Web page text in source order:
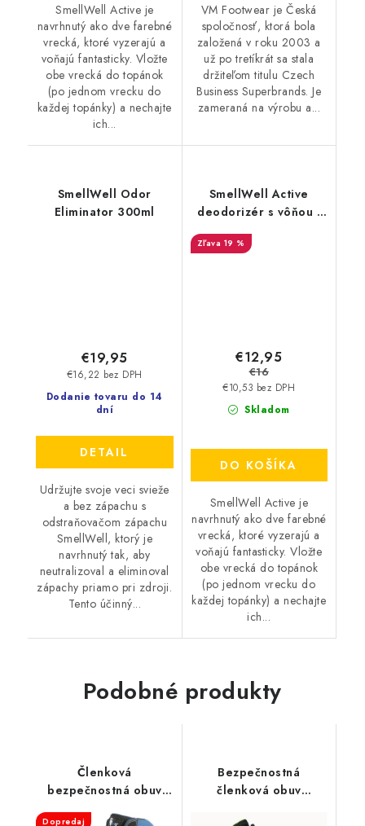
SmellWell Active je
navrhnutý ako dve farebné
vrecká, ktoré vyzerajú a
voňajú fantasticky. Vložte
obe vrecká do topánok
(po jednom vrecku do
každej topánky) a nechajte
ich...
VM Footwear je Česká
spoločnosť, ktorá bola
založená v roku 2003 a
už po tretíkrát sa stala
držiteľom titulu Czech
Business Superbrands. Je
zameraná na výrobu a...
SmellWell Odor
Eliminator 300ml
Dodanie tovaru do 14
dní
€16,22 bez DPH
€19,95
DETAIL
Udržujte svoje veci svieže
a bez zápachu s
odstraňovačom zápachu
SmellWell, ktorý je
navrhnutý tak, aby
neutralizoval a eliminoval
zápachy priamo pri zdroji.
Tento účinný...
SmellWell Active
deodorizér s vôňou -
19 %
Skladom
€10,53 bez DPH
€12,95
€16
DO KOŠÍKA
SmellWell Active je
navrhnutý ako dve farebné
vrecká, ktoré vyzerajú a
voňajú fantasticky. Vložte
obe vrecká do topánok
(po jednom vrecku do
každej topánky) a nechajte
ich...
Podobné produkty
Členková
bezpečnostná obuv
CXS - Dog Boxer S3
Dopredaj
Bezpečnostná
členková obuv